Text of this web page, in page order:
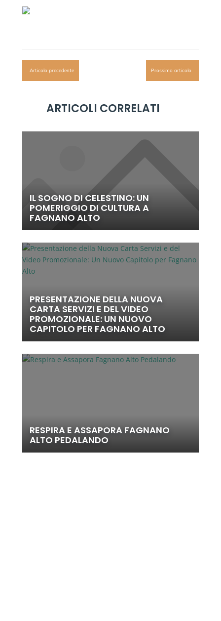
Articolo precedente Prossimo articolo
ARTICOLI CORRELATI
IL SOGNO DI CELESTINO: UN
POMERIGGIO DI CULTURA A
FAGNANO ALTO
PRESENTAZIONE DELLA NUOVA
CARTA SERVIZI E DEL VIDEO
PROMOZIONALE: UN NUOVO
CAPITOLO PER FAGNANO ALTO
RESPIRA E ASSAPORA FAGNANO
ALTO PEDALANDO